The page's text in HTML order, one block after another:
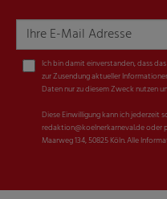
Ich bin damit einverstanden, dass
zur Zusendung aktueller
Daten nur zu diesem Zweck nutzen
Diese Einwilligung kann ich jederzeit
redaktion@koelnerkarneval.de oder
Maarweg 134, 50825 Köln. Alle